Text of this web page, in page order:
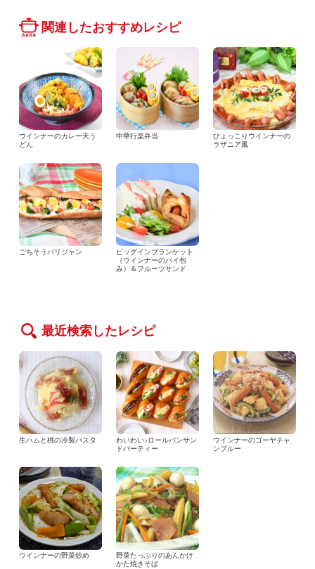
関連したおすすめレシピ
ウインナーのカレー天う
どん
中華行楽弁当
ひょっこりウインナーの
ラザニア風
ごちそうパリジャン
ピッグインブランケット
（ウインナーのパイ包
み）＆フルーツサンド
最近検索したレシピ
生ハムと桃の冷製パスタ
わいわい♪ロールパンサン
ドパーティー
ウインナーのゴーヤチャ
ンプルー
ウインナーの野菜炒め
野菜たっぷりのあんかけ
かた焼きそば